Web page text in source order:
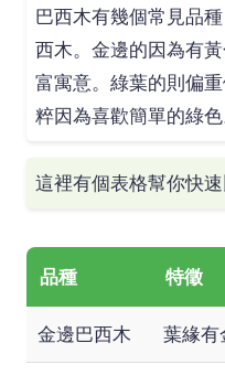
巴西木有幾個常見品
西木。金邊的因為有
富寓意。綠葉的則偏
粹因為喜歡簡單的綠色
這裡有個表格幫你快速
品種 特徵
金邊巴西木 葉緣有